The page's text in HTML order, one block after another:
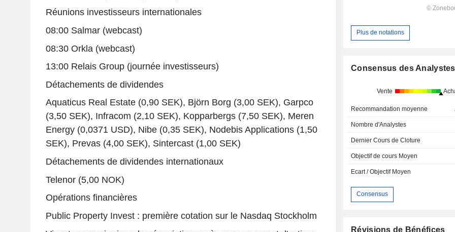
Réunions investisseurs internationales
08:00 Salmar (webcast)
08:30 Orkla (webcast)
13:00 Relais Group (journée investisseurs)
Détachements de dividendes
Aquaticus Real Estate (0,90 SEK), Björn Borg (3,00 SEK), Garpco
(3,50 SEK), Infracom (2,10 SEK), Kopparbergs (7,50 SEK), Meren
Energy (0,0371 USD), Nibe (0,35 SEK), Nodebis Applications (1,50
SEK), Prevas (4,00 SEK), Sintercast (1,00 SEK)
Détachements de dividendes internationaux
Telenor (5,00 NOK)
Opérations financières
Public Property Invest : première cotation sur le Nasdaq Stockholm
Plus de notations
Consensus des Analystes
Vente
Recommandation moyenne
Nombre d'Analystes
Dernier Cours de Cloture
Objectif de cours Moyen
Ecart / Objectif Moyen
Consensus
Révisions de Bénéfices